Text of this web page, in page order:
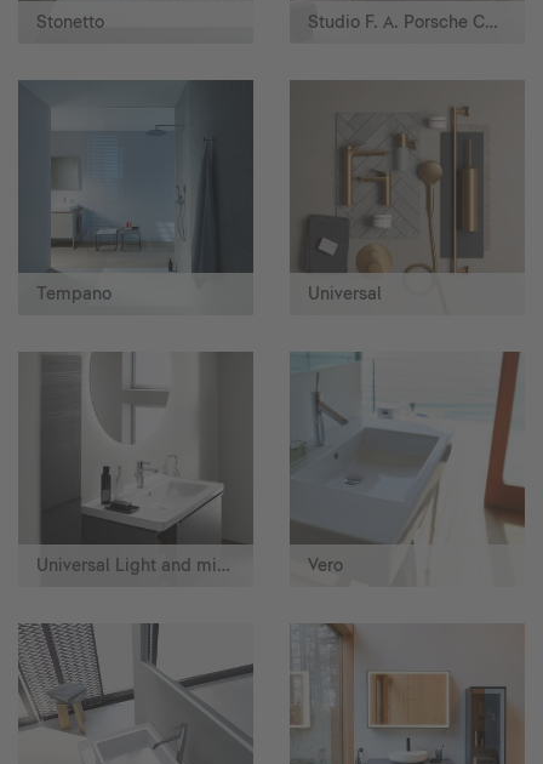
Stonetto Studio F. A. Porsche Collection
Tempano Universal
Universal Light and mirror Vero